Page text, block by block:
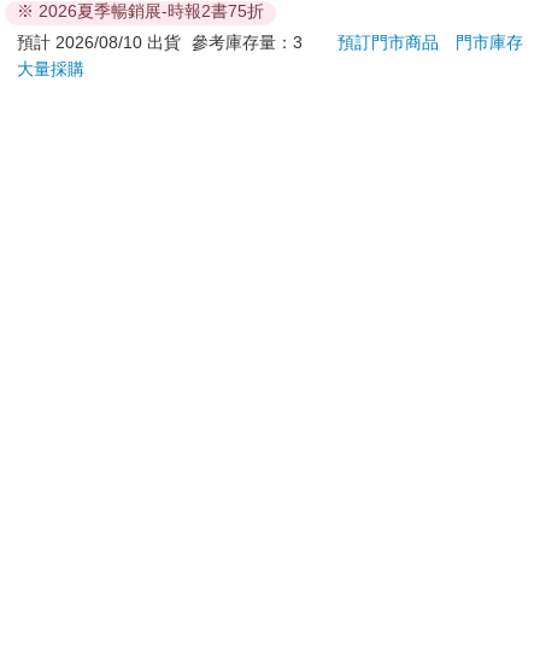
態：
※ 2026夏季暢銷展-時報2書75折
預計 2026/08/10 出貨 參考庫存量：3 預訂門市商品
門市庫存
大量採購